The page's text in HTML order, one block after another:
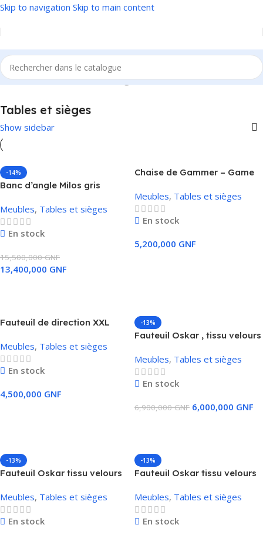
Skip to navigation Skip to main content
Accueil/Meubles/Tables et sièges
Tables et sièges
Show sidebar
-14%
Banc d’angle Milos gris
Meubles, Tables et sièges
En stock
15,500,000GNF
13,400,000 GNF
Chaise de Gammer – Game
Meubles, Tables et sièges
En stock
5,200,000 GNF
Fauteuil de direction XXL
Meubles, Tables et sièges
En stock
4,500,000 GNF
-13%
Fauteuil Oskar , tissu velours
78x102x98 cm
Meubles, Tables et sièges
En stock
6,900,000GNF 6,000,000 GNF
-13%
Fauteuil Oskar tissu velours
78x102x98 cm
Meubles, Tables et sièges
En stock
-13%
Fauteuil Oskar tissu velours
cm
Meubles, Tables et sièges
En stock